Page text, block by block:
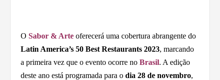
OSabor & Arte oferecerá uma cobertura abrangente do
Latin America’s 50 Best Restaurants 2023, marcando
a primeira vez que o evento ocorre noBrasil. A edição
deste ano está programada para odia 28 de novembro,